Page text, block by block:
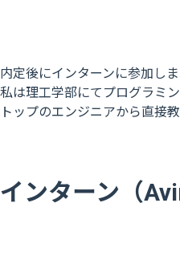
内定後にインターンに参加しま
私は理工学部にてプログラミ
トップのエンジニアから直接
インターン（